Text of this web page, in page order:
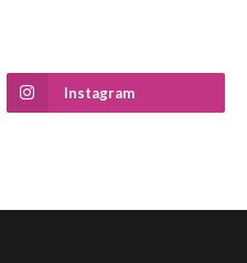
Instagram